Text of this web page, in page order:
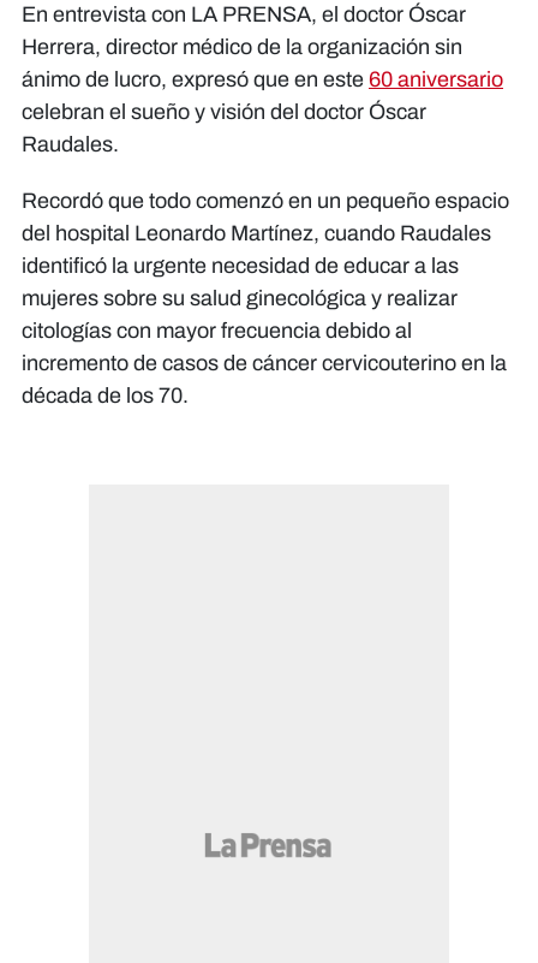
En entrevista con LA PRENSA, el doctor Óscar
Herrera, director médico de la organización sin
ánimo de lucro, expresó que en este 60 aniversario
celebran el sueño y visión del doctor Óscar
Raudales.
Recordó que todo comenzó en un pequeño espacio
del hospital Leonardo Martínez, cuando Raudales
identificó la urgente necesidad de educar a las
mujeres sobre su salud ginecológica y realizar
citologías con mayor frecuencia debido al
incremento de casos de cáncer cervicouterino en la
década de los 70.